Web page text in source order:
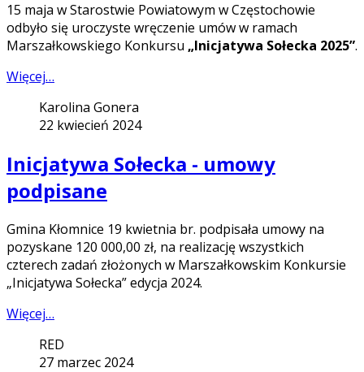
15 maja w Starostwie Powiatowym w Częstochowie
odbyło się uroczyste wręczenie umów w ramach
Marszałkowskiego Konkursu „Inicjatywa Sołecka 2025”.
Więcej…
Karolina Gonera
22 kwiecień 2024
Inicjatywa Sołecka - umowy
podpisane
Gmina Kłomnice 19 kwietnia br. podpisała umowy na
pozyskane 120 000,00 zł, na realizację wszystkich
czterech zadań złożonych w Marszałkowskim Konkursie
„Inicjatywa Sołecka” edycja 2024.
Więcej…
RED
27 marzec 2024